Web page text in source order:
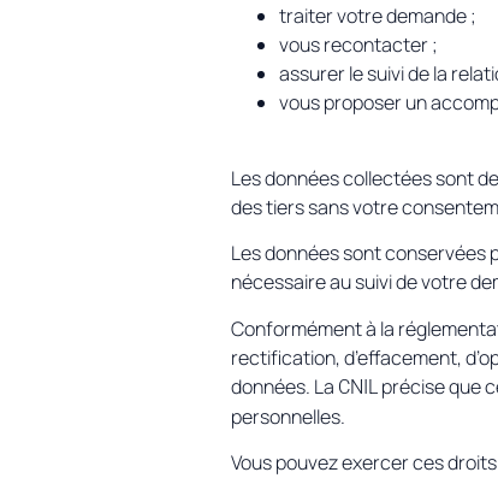
traiter votre demande ;
vous recontacter ;
assurer le suivi de la
vous proposer un
Les données collectées sont
des tiers sans votre
Les données sont conservées
nécessaire au suivi de votre
Conformément à la
rectification, d’effacement,
données. La CNIL précise que
personnelles.
Vous pouvez exercer ces